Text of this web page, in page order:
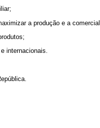
a produção e a
internacionais.